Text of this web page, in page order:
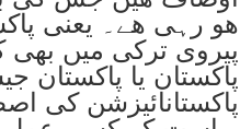
ھو رہی ھے۔ یعنی
پیروی ترکی میں
پاکستان یا پاکستان
پاکستانائیزشن کی